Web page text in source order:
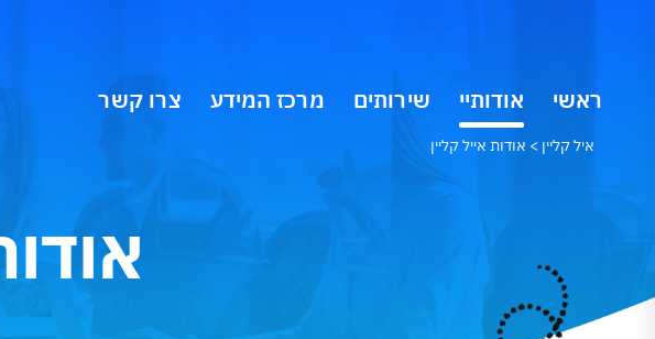
ראשי אודותיי שירותים מרכז המידע צרו קשר
איל קליין > אודות אייל קליין